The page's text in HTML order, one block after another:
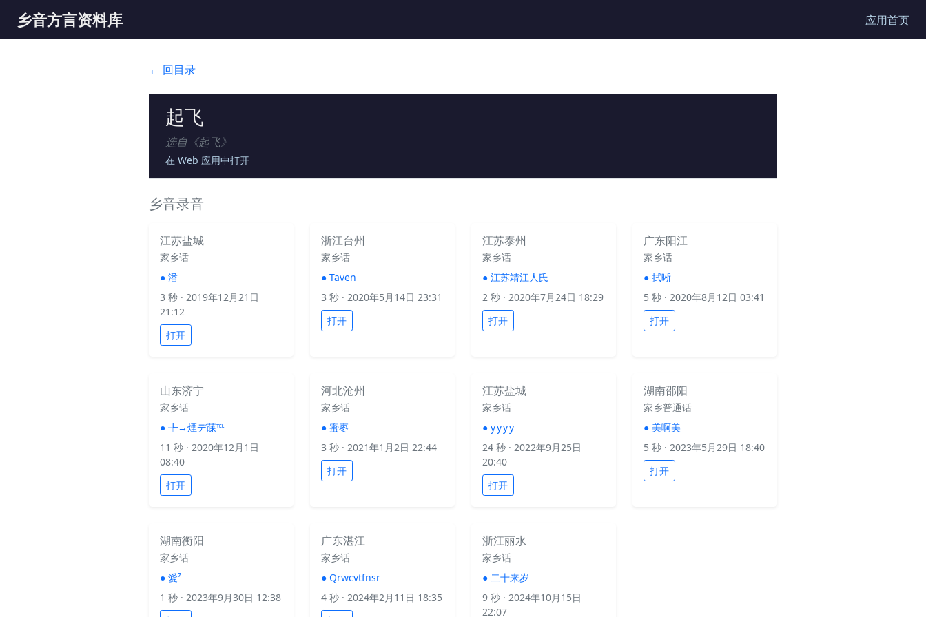
乡音方言资料库 应用首页
← 回目录
起飞
选自《起飞》
在 Web 应用中打开
乡音录音
江苏盐城
家乡话
● 潘
3 秒 · 2019年12月21日
21:12
打开
浙江台州
家乡话
● Taven
3 秒 · 2020年5月14日 23:31
打开
江苏泰州
家乡话
● 江苏靖江人氏
2 秒 · 2020年7月24日 18:29
打开
广东阳江
家乡话
● 拭晰
5 秒 · 2020年8月12日 03:41
打开
山东济宁
家乡话
● ╄→煙デ菋℡
11 秒 · 2020年12月1日
08:40
打开
河北沧州
家乡话
● 蜜枣
3 秒 · 2021年1月2日 22:44
打开
江苏盐城
家乡话
● y y y y
24 秒 · 2022年9月25日
20:40
打开
湖南邵阳
家乡普通话
● 美啊美
5 秒 · 2023年5月29日 18:40
打开
湖南衡阳
家乡话
● 愛⁷
1 秒 · 2023年9月30日 12:38
广东湛江
家乡话
● Qrwcvtfnsr
4 秒 · 2024年2月11日 18:35
浙江丽水
家乡话
● 二十来岁
9 秒 · 2024年10月15日
22:07